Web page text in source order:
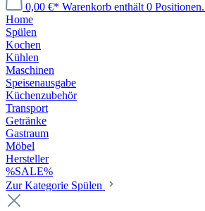
0,00 €* Warenkorb enthält 0
Home
Spülen
Kochen
Kühlen
Maschinen
Speisenausgabe
Küchenzubehör
Transport
Getränke
Gastraum
Möbel
Hersteller
%SALE%
Zur Kategorie Spülen